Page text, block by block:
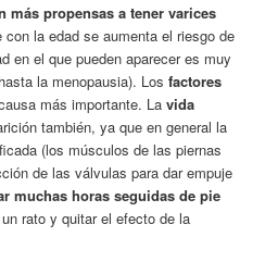
más propensas a tener varices
con la edad se aumenta el riesgo de
en el que pueden aparecer es muy
la menopausia). Losfactores
más importante. Lavida
también, ya que en general la
(los músculos de las piernas
de las válvulas para dar empuje
muchas horas seguidas de pie
rato y quitar el efecto de la